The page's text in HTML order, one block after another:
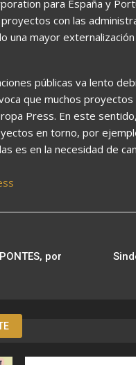
para España y
con las
una mayor
públicas va lento
que muchos
Press. En este
en torno, por
es en la necesidad de
por